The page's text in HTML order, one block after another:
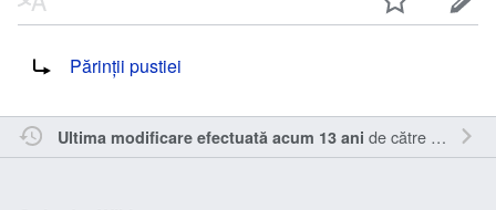
Părinții pustiei
Ultima modificare efectuată acum 13 ani de către Sîmbotin